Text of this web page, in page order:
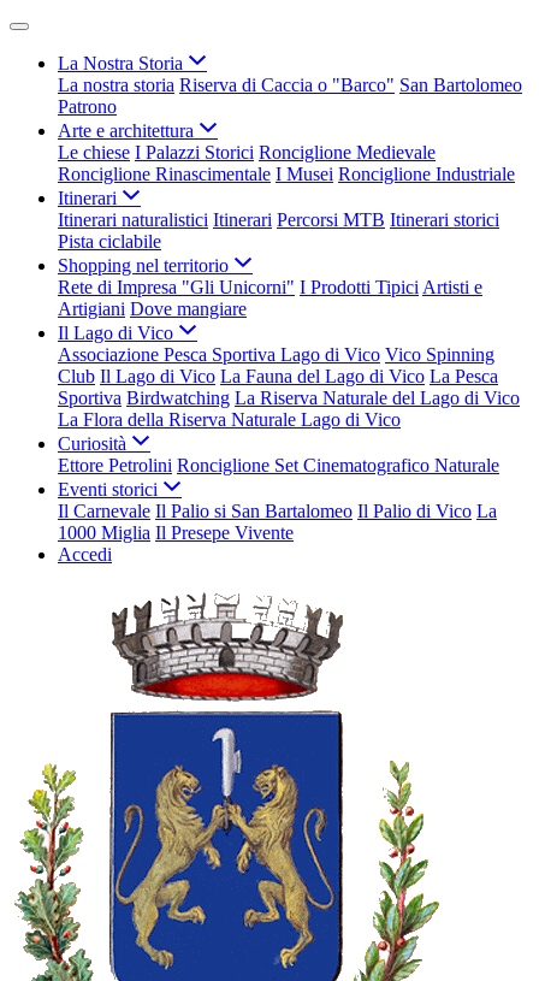
La Nostra Storia
La nostra storia Riserva di Caccia o "Barco" San Bartolomeo
Patrono
Arte e architettura
Le chiese I Palazzi Storici Ronciglione Medievale
Ronciglione Rinascimentale I Musei Ronciglione Industriale
Itinerari
Itinerari naturalistici Itinerari Percorsi MTB Itinerari storici
Pista ciclabile
Shopping nel territorio
Rete di Impresa "Gli Unicorni" I Prodotti Tipici Artisti e
Artigiani Dove mangiare
Il Lago di Vico
Associazione Pesca Sportiva Lago di Vico Vico Spinning
Club Il Lago di Vico La Fauna del Lago di Vico La Pesca
Sportiva Birdwatching La Riserva Naturale del Lago di Vico
La Flora della Riserva Naturale Lago di Vico
Curiosità
Ettore Petrolini Ronciglione Set Cinematografico Naturale
Eventi storici
Il Carnevale Il Palio si San Bartalomeo Il Palio di Vico La
1000 Miglia Il Presepe Vivente
Accedi